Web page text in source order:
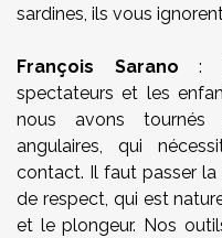
sardines, ils vous
François Sarano :
spectateurs et les
nous avons
angulaires, qui
contact. Il faut passer la
de respect, qui est
et le plongeur. Nos